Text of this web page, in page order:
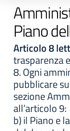
Piano
Articolo 8
trasparenza
8. Ogni
pubblicare
sezione
all’articolo 9:
b) il Piano e